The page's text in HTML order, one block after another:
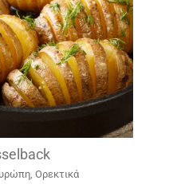
, Ορεκτικά